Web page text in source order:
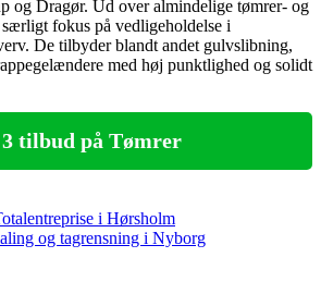
og Dragør. Ud over almindelige tømrer- og
fokus på vedligeholdelse i
De tilbyder blandt andet gulvslibning,
med høj punktlighed og solidt
tilbud på Tømrer
i Hørsholm
og tagrensning i Nyborg